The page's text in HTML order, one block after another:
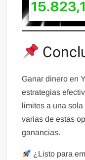
Ganar dinero en
estrategias
limites a una
varias de estas
ganancias.
¿Listo para